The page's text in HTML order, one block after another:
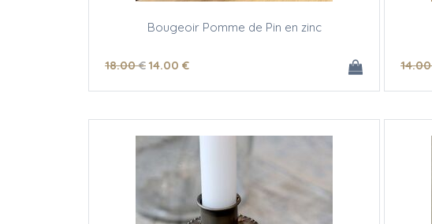
Bougeoir Pomme de Pin en zinc
18.00 €14.00 € 14.00